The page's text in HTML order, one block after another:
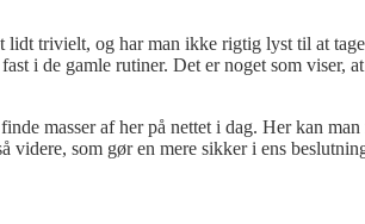
trivielt, og har man ikke rigtig lyst til at
i de gamle rutiner. Det er noget som viser,
masser af her på nettet i dag. Her kan
som gør en mere sikker i ens